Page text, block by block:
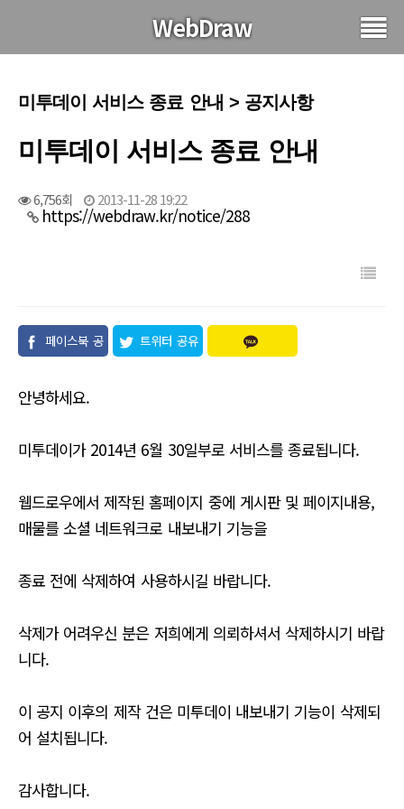
WebDraw
미투데이 서비스 종료 안내 > 공지사항
미투데이 서비스 종료 안내
6,756회 2013-11-28 19:22
https://webdraw.kr/notice/288
페이스북 공
트위터 공유
안녕하세요.
미투데이가 2014년 6월 30일부로 서비스를 종료됩니다.
웹드로우에서 제작된 홈페이지 중에 게시판 및 페이지내용,
매물를 소셜 네트워크로 내보내기 기능을
종료 전에 삭제하여 사용하시길 바랍니다.
삭제가 어려우신 분은 저희에게 의뢰하셔서 삭제하시기 바랍
니다.
이 공지 이후의 제작 건은 미투데이 내보내기 기능이 삭제되
어 설치됩니다.
감사합니다.